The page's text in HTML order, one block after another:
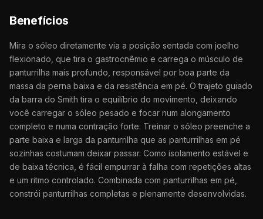
Benefícios
Mira o sóleo diretamente via a posição sentada com joelho
flexionado, que tira o gastrocnêmio e carrega o músculo de
panturrilha mais profundo, responsável por boa parte da
massa da perna baixa e da resistência em pé. O trajeto guiado
da barra do Smith tira o equilíbrio do movimento, deixando
você carregar o sóleo pesado e focar num alongamento
completo e numa contração forte. Treinar o sóleo preenche a
parte baixa e larga da panturrilha que as panturrilhas em pé
sozinhas costumam deixar passar. Como isolamento estável e
de baixa técnica, é fácil empurrar à falha com repetições altas
e um ritmo controlado. Combinada com panturrilhas em pé,
constrói panturrilhas completas e plenamente desenvolvidas.